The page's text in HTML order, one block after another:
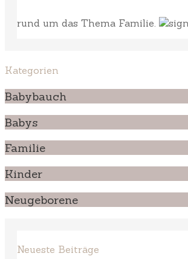
rund um das Thema Familie.
Kategorien
Babybauch
Babys
Familie
Kinder
Neugeborene
Neueste Beiträge